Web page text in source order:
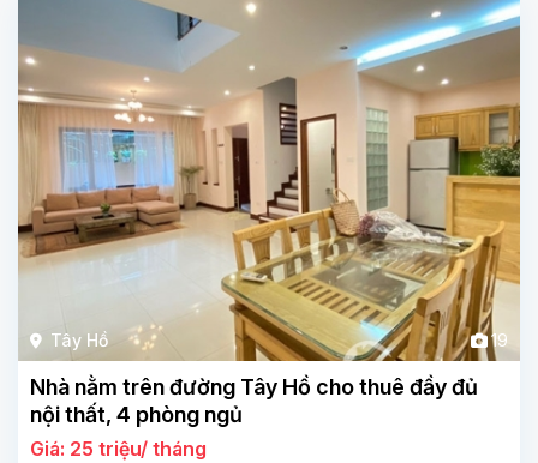
Tây Hồ 19
Nhà nằm trên đường Tây Hồ cho thuê đầy đủ
nội thất, 4 phòng ngủ
Giá: 25 triệu/ tháng